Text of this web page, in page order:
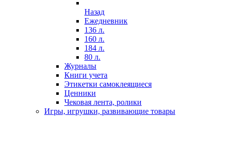
Назад
Ежедневник
136 л.
160 л.
184 л.
80 л.
Журналы
Книги учета
Этикетки самоклеящиеся
Ценники
Чековая лента, ролики
Игры, игрушки, развивающие товары